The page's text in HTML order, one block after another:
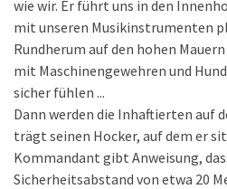
wie wir. Er führt uns in den
mit unseren Musikinstrumenten
Rundherum auf den hohen
mit Maschinengewehren und
sicher fühlen ...
Dann werden die Inhaftierten auf
trägt seinen Hocker, auf dem er
Kommandant gibt Anweisung,
Sicherheitsabstand von etwa 20